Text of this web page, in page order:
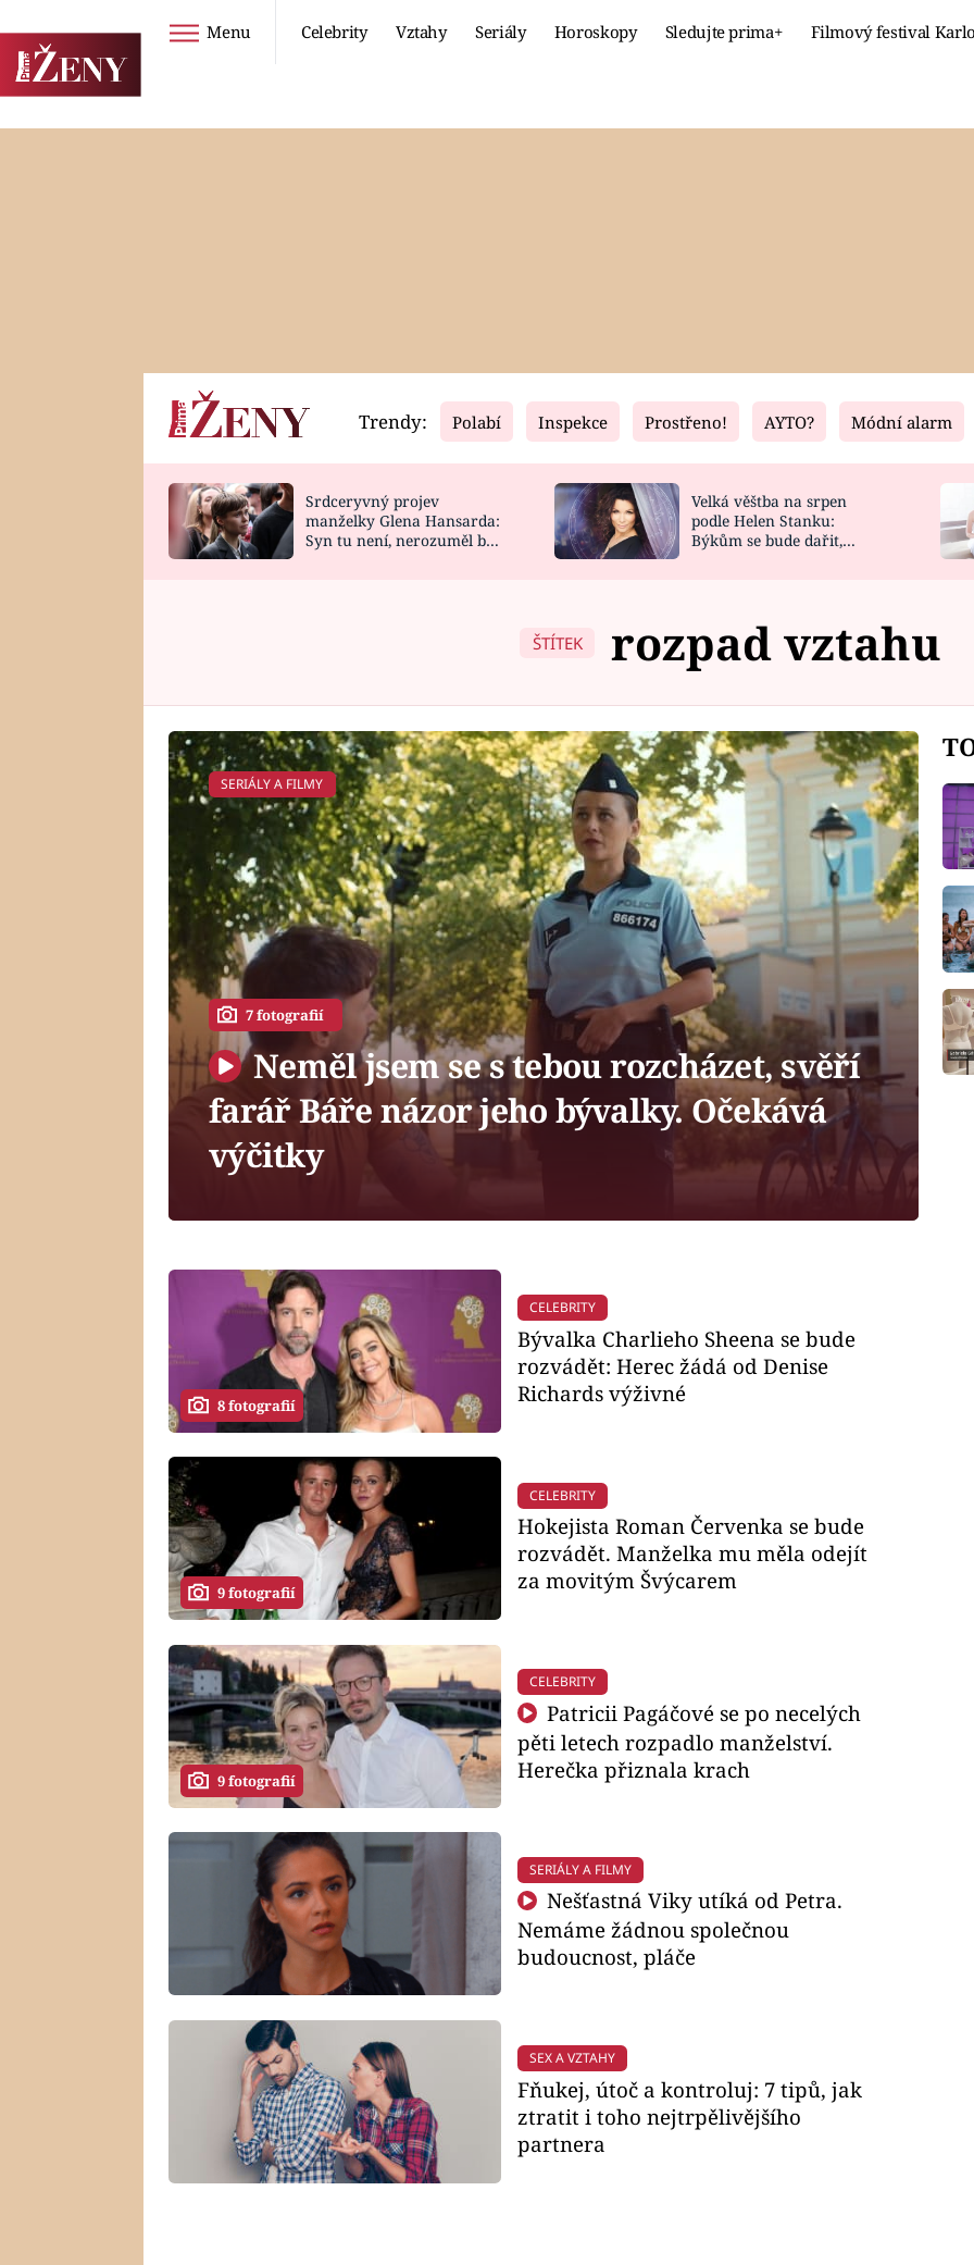
Menu Celebrity Vztahy Seriály Horoskopy Sledujte prima+ Filmový festival
Horoskopy
HOROSKOP NA
Video
CELEBRITY
VAŘENÍ
Fresh
NOVINKY
VIDEORECEPTY
Living
DESIGN
Trendy: Polabí Inspekce Prostřeno! AYTO? Módní alarm
Srdceryvný projev
manželky Glena Hansarda:
Syn tu není, nerozuměl by
Velká věštba na srpen
podle Helen Stanku:
Býkům se bude dařit,
ŠTÍTEK rozpad vztahu
SERIÁLY A FILMY
7 fotografií
Neměl jsem se s tebou rozcházet, svěří
farář Báře názor jeho bývalky. Očekává
výčitky
8 fotografií
CELEBRITY
Bývalka Charlieho Sheena se bude
rozvádět: Herec žádá od Denise
Richards výživné
9 fotografií
CELEBRITY
Hokejista Roman Červenka se bude
rozvádět. Manželka mu měla odejít
za movitým Švýcarem
9 fotografií
CELEBRITY
Patricii Pagáčové se po necelých
pěti letech rozpadlo manželství.
Herečka přiznala krach
SERIÁLY A FILMY
Nešťastná Viky utíká od Petra.
Nemáme žádnou společnou
budoucnost, pláče
SEX A VZTAHY
Fňukej, útoč a kontroluj: 7 tipů, jak
ztratit i toho nejtrpělivějšího
partnera